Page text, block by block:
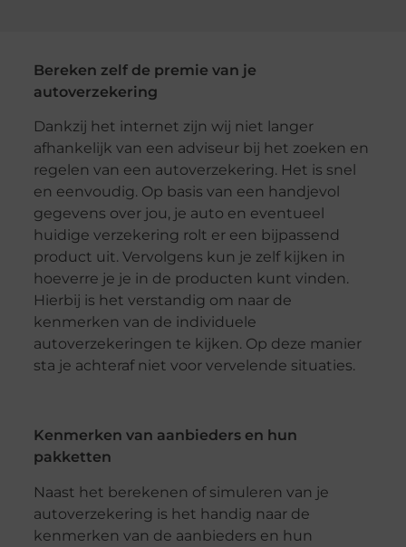
Bereken zelf de premie van je
autoverzekering
Dankzij het internet zijn wij niet langer
afhankelijk van een adviseur bij het zoeken en
regelen van een autoverzekering. Het is snel
en eenvoudig. Op basis van een handjevol
gegevens over jou, je auto en eventueel
huidige verzekering rolt er een bijpassend
product uit. Vervolgens kun je zelf kijken in
hoeverre je je in de producten kunt vinden.
Hierbij is het verstandig om naar de
kenmerken van de individuele
autoverzekeringen te kijken. Op deze manier
sta je achteraf niet voor vervelende situaties.
Kenmerken van aanbieders en hun
pakketten
Naast het berekenen of simuleren van je
autoverzekering is het handig naar de
kenmerken van de aanbieders en hun